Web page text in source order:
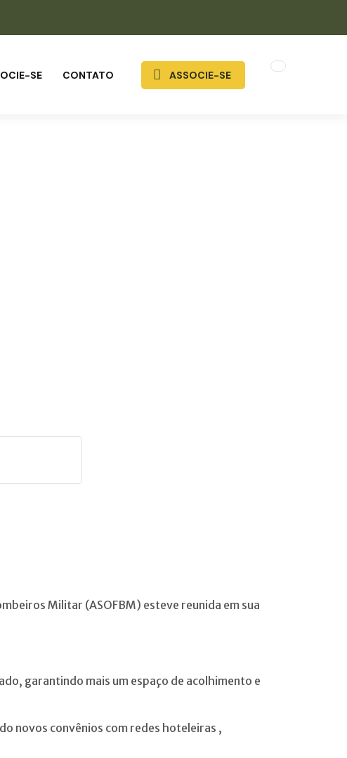
SE CONTATO ASSOCIE-SE
Militar (ASOFBM) esteve reunida em sua
garantindo mais um espaço de acolhimento e
novos convênios com redes hoteleiras ,